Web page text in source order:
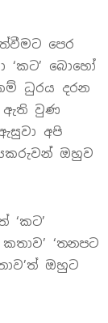
පෙර
‘කට’ බොහෝ
ධුරය දරන
ඇති වුණ
අපි
ඔහුව
‘කට’
‘තනපට
ඔහුට